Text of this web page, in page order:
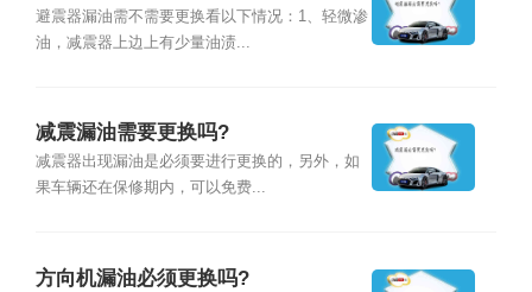
避震器漏油需不需要更换看以下情况：1、轻微渗
油，减震器上边上有少量油渍...
减震漏油需要更换吗?
减震器出现漏油是必须要进行更换的，另外，如
果车辆还在保修期内，可以免费...
方向机漏油必须更换吗?